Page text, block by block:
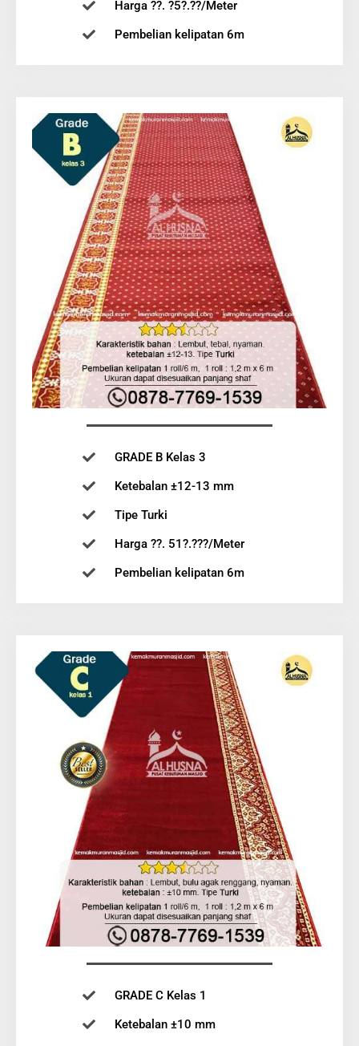
Harga ??. ?5?.??/Meter
Pembelian kelipatan 6m
GRADE B Kelas 3
Ketebalan ±12-13 mm
Tipe Turki
Harga ??. 51?.???/Meter
Pembelian kelipatan 6m
GRADE C Kelas 1
Ketebalan ±10 mm